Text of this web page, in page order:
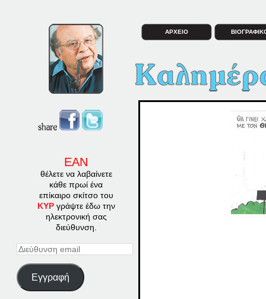
ΕΑΝ
θέλετε να λαβαίνετε
κάθε πρωί ένα
επίκαιρο σκίτσο του
ΚΥΡγράψτε έδω την
ηλεκτρονική σας
διεύθυνση.
Διεύθυνση
Εγγραφή
ΑΡΧΕΙΟ